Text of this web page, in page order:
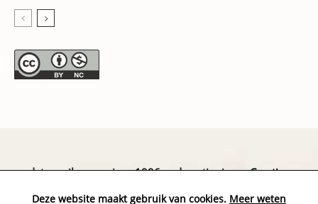
datapanik.org – since 1996 and continuing »Creative
Deze website maakt gebruik van cookies. Meer weten